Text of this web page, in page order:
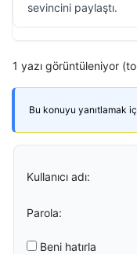
sevincini paylaştı.
1 yazı görüntüleniyor
Bu konuyu yanıtlamak
Kullanıcı adı:
Parola:
Beni hatırla